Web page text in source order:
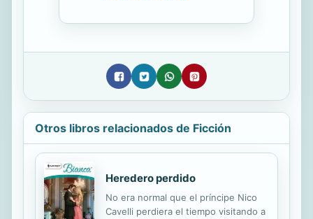
Otros libros relacionados de Ficción
Heredero perdido
No era normal que el príncipe Nico
Cavelli perdiera el tiempo visitando a